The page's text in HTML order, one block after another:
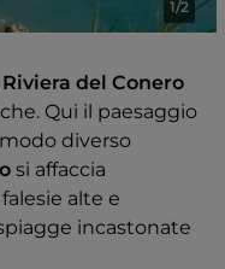
1/2
Riviera del Conero
Qui il paesaggio
diverso
si affaccia
alte e
incastonate